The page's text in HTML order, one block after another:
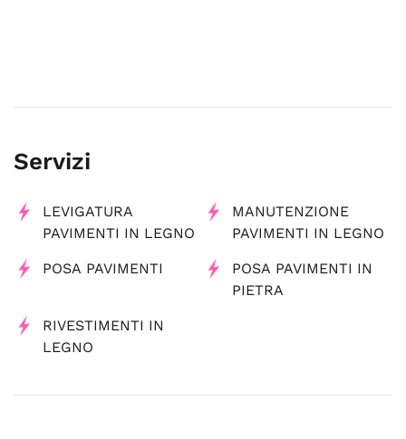
Servizi
LEVIGATURA
PAVIMENTI IN LEGNO
MANUTENZIONE
PAVIMENTI IN LEGNO
POSA PAVIMENTI
POSA PAVIMENTI IN
PIETRA
RIVESTIMENTI IN
LEGNO